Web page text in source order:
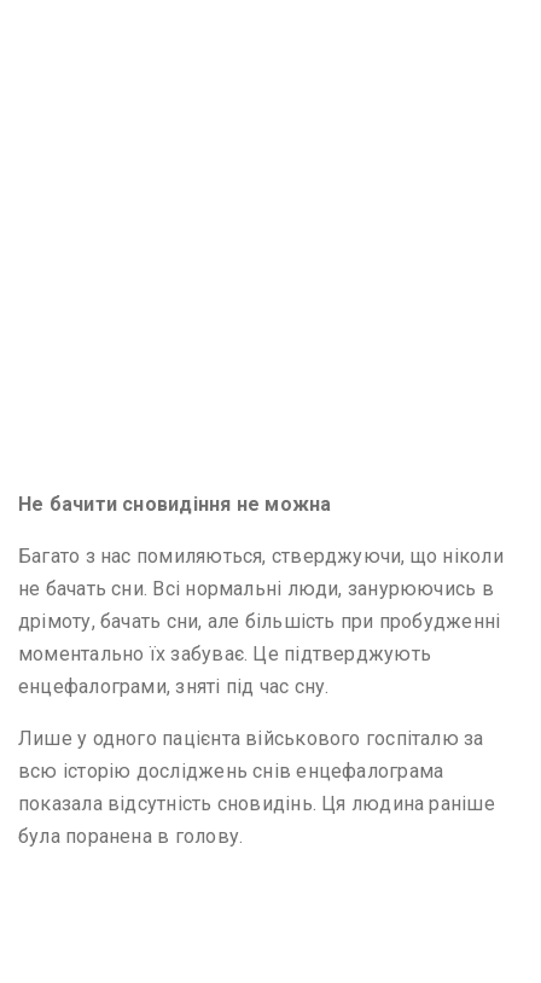
Не бачити сновидіння не можна
Багато з нас помиляються, стверджуючи, що ніколи
не бачать сни. Всі нормальні люди, занурюючись в
дрімоту, бачать сни, але більшість при пробудженні
моментально їх забуває. Це підтверджують
енцефалограми, зняті під час сну.
Лише у одного пацієнта військового госпіталю за
всю історію досліджень снів енцефалограма
показала відсутність сновидінь. Ця людина раніше
була поранена в голову.